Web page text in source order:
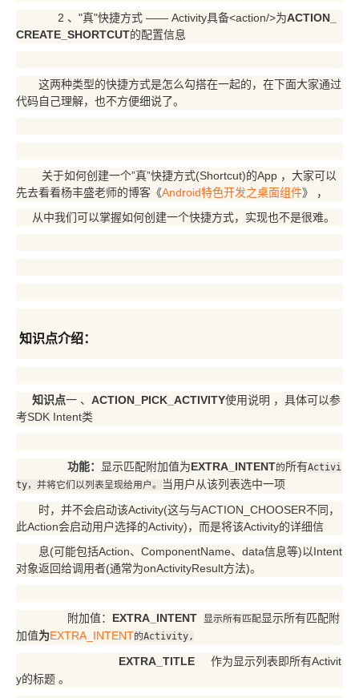
2 、"真"快捷方式 —— Activity具备<action/>为ACTION_
CREATE_SHORTCUT的配置信息
这两种类型的快捷方式是怎么勾搭在一起的，在下面大家通过
代码自己理解，也不方便细说了。
关于如何创建一个”真”快捷方式(Shortcut)的App ，大家可以
先去看看杨丰盛老师的博客《Android特色开发之桌面组件》 ，
从中我们可以掌握如何创建一个快捷方式，实现也不是很难。
知识点介绍：
知识点一 、 ACTION_PICK_ACTIVITY使用说明 ，具体可以参
考SDK Intent类
功能： 显示匹配附加值为EXTRA_INTENT的所有Activi
ty，并将它们以列表呈现给用户。
当用户从该列表选中一项
时， 并不会启动该Activity(这与与ACTION_CHOOSER不同，
此Action会启动用户选择的Activity)，而是将该Activity的详细信
息(可能包括Action、ComponentName、data信息等)以Intent
对象返回给调用者(通常为onActivityResult方法)。
附加值： EXTRA_INTENT 显示所有匹配显示所有匹配附
加值为EXTRA_INTENT的Activity,
EXTRA_TITLE 作为显示列表即所有Activit
y的标题 。